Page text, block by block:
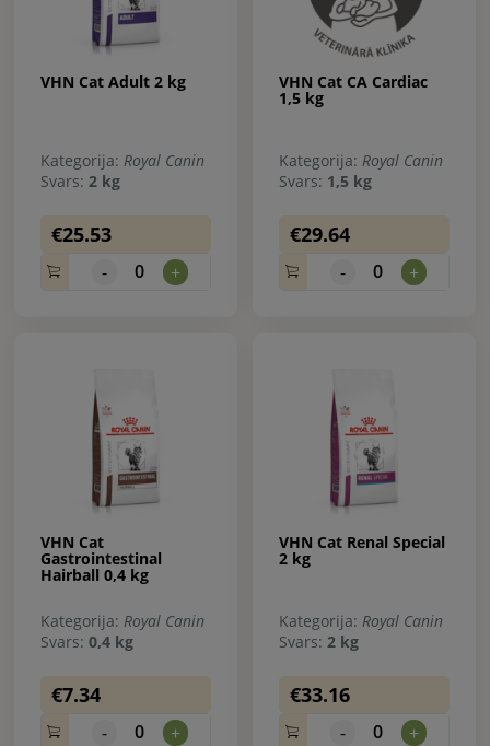
VHN Cat Adult 2 kg
Kategorija: Royal Canin
Svars: 2 kg
€25.53
- 0 +
VHN Cat CA Cardiac
1,5 kg
Kategorija: Royal Canin
Svars: 1,5 kg
€29.64
- 0 +
VHN Cat
Gastrointestinal
Hairball 0,4 kg
Kategorija: Royal Canin
Svars: 0,4 kg
€7.34
- 0 +
VHN Cat Renal Special
2 kg
Kategorija: Royal Canin
Svars: 2 kg
€33.16
- 0 +